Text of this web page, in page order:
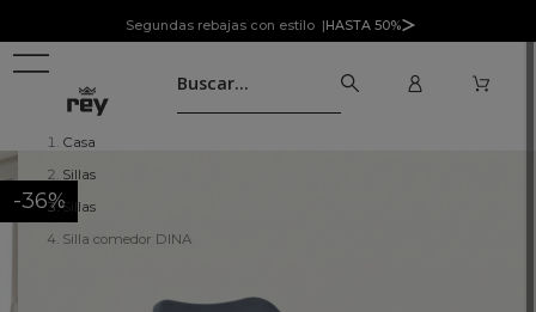
Segundas rebajas con estilo |HASTA 50%
Casa
Sillas
Sillas
Silla comedor DINA
-36%